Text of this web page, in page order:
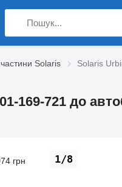
Solaris Solaris
169-721 до
1/8
грн